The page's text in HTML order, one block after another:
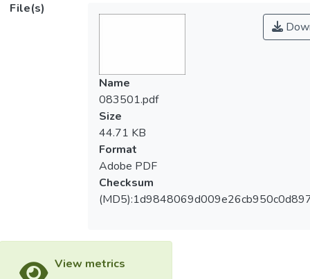
File(s)
Name
083501.pdf
Size
44.71 KB
Format
Adobe PDF
Checksum
View metrics